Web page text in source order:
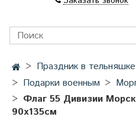
Праздник в тельняшке
Подарки военным
Флаг 55 Дивизии
90х135см